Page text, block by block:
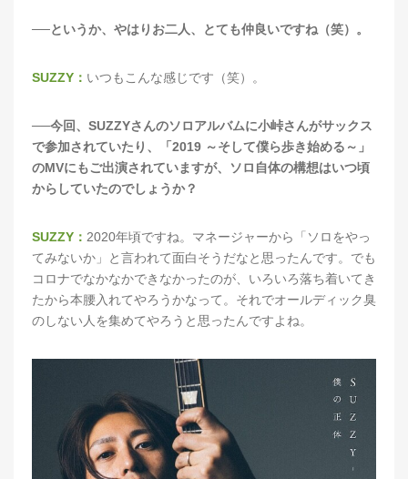
──というか、やはりお二人、とても仲良いですね（笑）。
SUZZY： いつもこんな感じです（笑）。
──今回、SUZZYさんのソロアルバムに小峠さんがサックス
で参加されていたり、「2019 ～そして僕ら歩き始める～」
のMVにもご出演されていますが、ソロ自体の構想はいつ頃
からしていたのでしょうか？
SUZZY： 2020年頃ですね。マネージャーから「ソロをやっ
てみないか」と言われて面白そうだなと思ったんです。でも
コロナでなかなかできなかったのが、いろいろ落ち着いてき
たから本腰入れてやろうかなって。それでオールディック臭
のしない人を集めてやろうと思ったんですよね。